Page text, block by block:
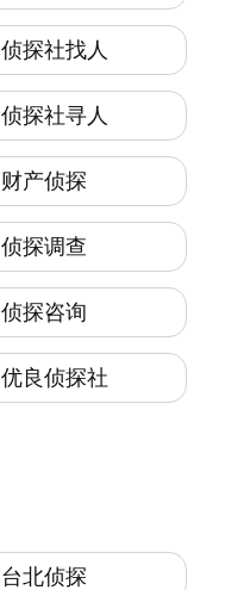
侦探社找人
侦探社寻人
财产侦探
侦探调查
侦探咨询
优良侦探社
台北侦探